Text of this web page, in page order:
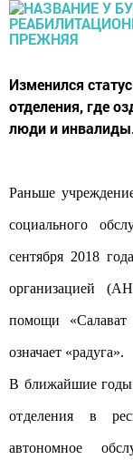
Изменился
отделения, где
люди и
Раньше
социального
сентября 2018
организацией
помощи «Салават
означает «радуга».
В ближайшие годы
отделения в
автономное